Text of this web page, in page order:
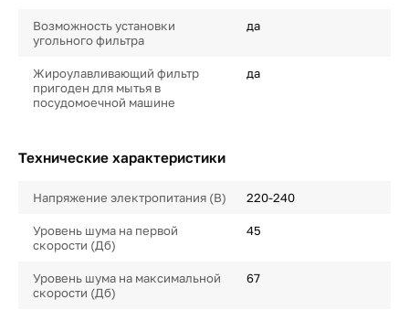
Возможность установки
угольного фильтра
да
Жироулавливающий фильтр
пригоден для мытья в
посудомоечной машине
да
Технические характеристики
Напряжение электропитания (В) 220-240
Уровень шума на первой
скорости (Дб)
45
Уровень шума на максимальной
скорости (Дб)
67